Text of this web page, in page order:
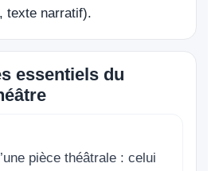
texte narratif).
essentiels du
pièce théâtrale : celui